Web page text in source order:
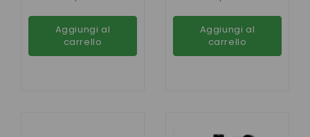
Aggiungi al
carrello
Aggiungi al
carrello